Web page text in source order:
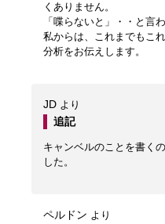
くありません。
「喋らないと」・・と言
私からは、これまでもこ
分析をお伝えします。
JD より
追記
キャンベルのことを書く
した。
ペルドン より